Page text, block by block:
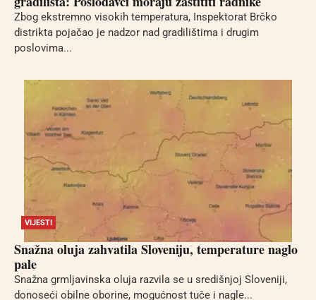
Zbog ekstremno visokih temperatura, Inspektorat Brčko
distrikta pojačao je nadzor nad gradilištima i drugim
poslovima...
VIJESTI
Snažna oluja zahvatila Sloveniju, temperature naglo
pale
Snažna grmljavinska oluja razvila se u središnjoj Sloveniji,
donoseći obilne oborine, mogućnost tuče i nagle...